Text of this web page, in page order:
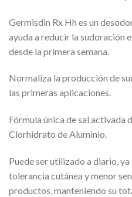
Germisdin Rx Hh es un
ayuda a reducir la sudoración
desde la primera semana.
Normaliza la producción de
las primeras aplicaciones.
Fórmula única de sal activada
Clorhidrato de Aluminio.
Puede ser utilizado a diario,
tolerancia cutánea y menor
productos, manteniendo su